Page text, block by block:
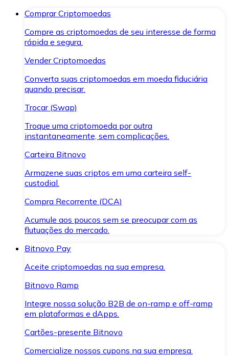
Comprar Criptomoedas
Compre as criptomoedas de seu interesse de forma
rápida e segura.
Vender Criptomoedas
Converta suas criptomoedas em moeda fiduciária
quando precisar.
Trocar (Swap)
Troque uma criptomoeda por outra
instantaneamente, sem complicações.
Carteira Bitnovo
Armazene suas criptos em uma carteira self-
custodial.
Compra Recorrente (DCA)
Acumule aos poucos sem se preocupar com as
flutuações do mercado.
Bitnovo Pay
Aceite criptomoedas na sua empresa.
Bitnovo Ramp
Integre nossa solução B2B de on-ramp e off-ramp
em plataformas e dApps.
Cartões-presente Bitnovo
Comercialize nossos cupons na sua empresa.